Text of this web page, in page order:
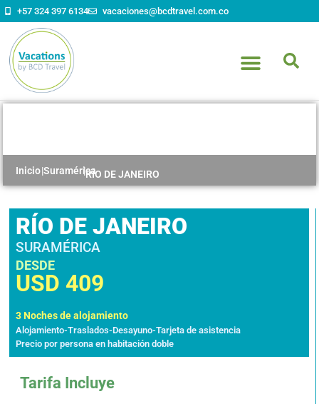
+57 324 397 6134 vacaciones@bcdtravel.com.co
Inicio|Suramérica
|RÍO DE JANEIRO
RÍO DE JANEIRO
SURAMÉRICA
DESDE
3 Noches de alojamiento
USD 409
Alojamiento-Traslados-Desayuno-Tarjeta de asistencia
Precio por persona en habitación doble
Tarifa Incluye